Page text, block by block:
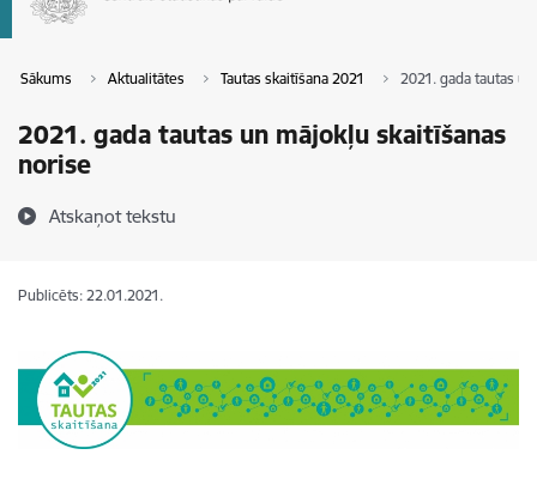
Sākums Aktualitātes Tautas skaitīšana 2021 2021. gada tautas
2021. gada tautas un mājokļu skaitīšanas
norise
Atskaņot tekstu
Publicēts: 22.01.2021.